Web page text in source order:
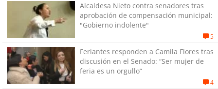
Alcaldesa Nieto contra senadores tras
aprobación de compensación municipal:
"Gobierno indolente"
5
Feriantes responden a Camila Flores tras
discusión en el Senado: “Ser mujer de
feria es un orgullo”
4